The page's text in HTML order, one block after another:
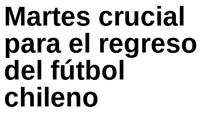
Martes crucial
para el regreso
del fútbol
chileno